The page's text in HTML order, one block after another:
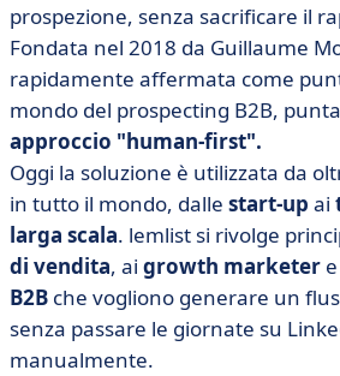
prospezione, senza sacrificare il
Fondata nel 2018 da Guillaume
rapidamente affermata come
mondo del prospecting B2B,
approccio "human-first".
Oggi la soluzione è utilizzata da
in tutto il mondo, dalle start-up ai
larga scala. lemlist si rivolge
di vendita, ai growth marketer
B2B che vogliono generare un
senza passare le giornate su
manualmente.